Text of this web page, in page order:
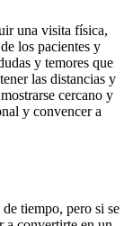
una visita física,
los pacientes y
y temores que
las distancias y
cercano y
y convencer a
tiempo, pero si se